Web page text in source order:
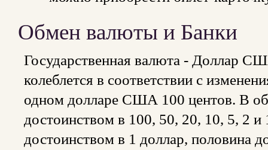
Обмен валюты и Банки
Государственная валюта - Доллар
колеблется в соответствии с
одном долларе США 100 центов. В
достоинством в 100, 50, 20, 10, 5, 2
достоинством в 1 доллар, половина